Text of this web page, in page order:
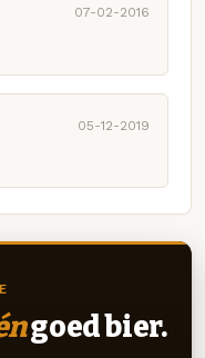
07-02-2016
05-12-2019
goed bier.